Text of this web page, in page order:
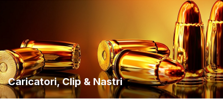
Caricatori, Clip & Nastri